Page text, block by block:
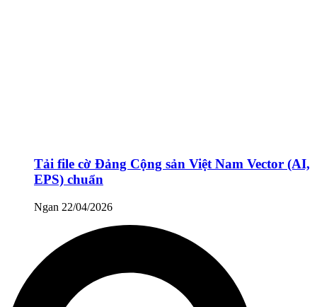
Tải file cờ Đảng Cộng sản Việt Nam Vector (AI,
EPS) chuẩn
Ngan 22/04/2026